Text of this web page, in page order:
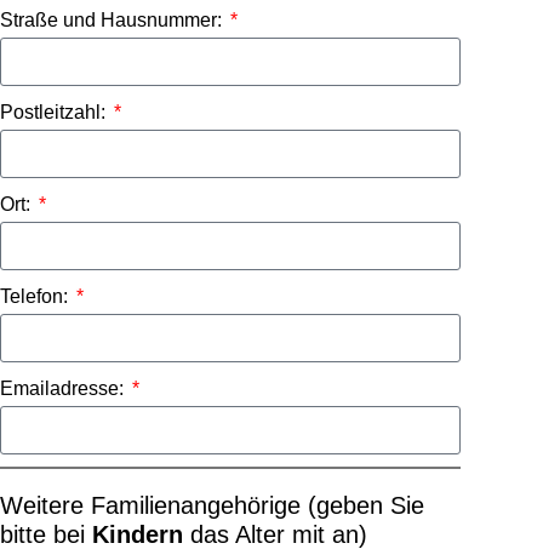
Straße und Hausnummer:
Postleitzahl:
Ort:
Telefon:
Emailadresse:
Weitere Familienangehörige (geben Sie
bitte bei Kindern das Alter mit an)